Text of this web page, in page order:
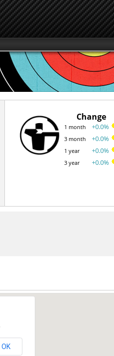
Change
1 month
3 month
1 year
3 year
+0.0%
+0.0%
+0.0%
+0.0%
OK